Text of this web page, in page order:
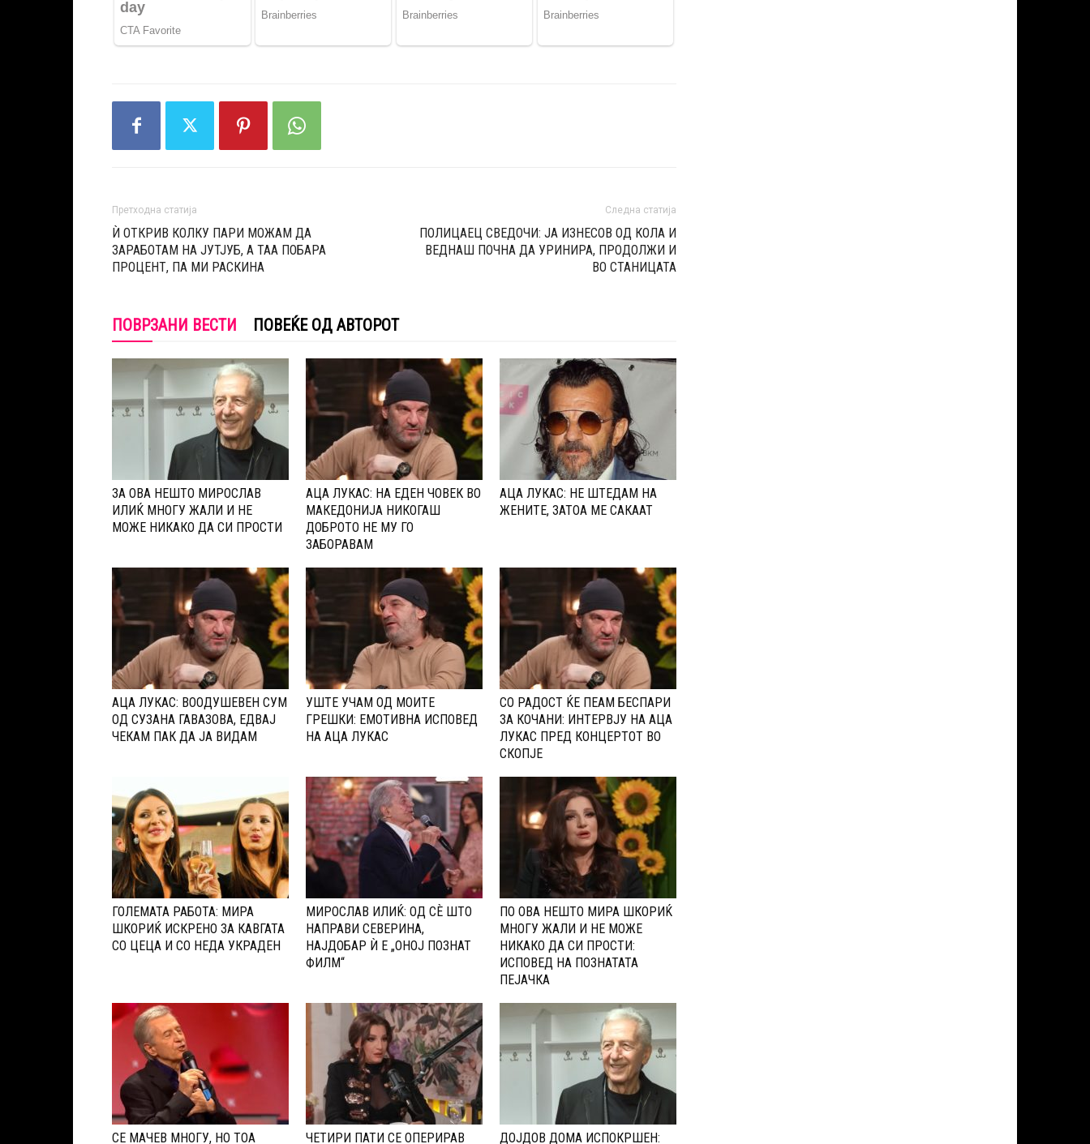
Претходна статија
Ѝ ОТКРИВ КОЛКУ ПАРИ МОЖАМ ДА
ЗАРАБОТАМ НА ЈУТЈУБ, А ТАА ПОБАРА
ПРОЦЕНТ, ПА МИ РАСКИНА
Следна статија
ПОЛИЦАЕЦ СВЕДОЧИ: ЈА ИЗНЕСОВ ОД КОЛА И
ВЕДНАШ ПОЧНА ДА УРИНИРА, ПРОДОЛЖИ И
ВО СТАНИЦАТА
ПОВРЗАНИ ВЕСТИ ПОВЕЌЕ ОД АВТОРОТ
ЗА ОВА НЕШТО МИРОСЛАВ
ИЛИЌ МНОГУ ЖАЛИ И НЕ
МОЖЕ НИКАКО ДА СИ ПРОСТИ
АЦА ЛУКАС: НА ЕДЕН ЧОВЕК ВО
МАКЕДОНИЈА НИКОГАШ
ДОБРОТО НЕ МУ ГО
ЗАБОРАВАМ
АЦА ЛУКАС: НЕ ШТЕДАМ НА
ЖЕНИТЕ, ЗАТОА МЕ САКААТ
АЦА ЛУКАС: ВООДУШЕВЕН СУМ
ОД СУЗАНА ГАВАЗОВА, ЕДВАЈ
ЧЕКАМ ПАК ДА ЈА ВИДАМ
УШТЕ УЧАМ ОД МОИТЕ
ГРЕШКИ: ЕМОТИВНА ИСПОВЕД
НА АЦА ЛУКАС
СО РАДОСТ ЌЕ ПЕАМ БЕСПАРИ
ЗА КОЧАНИ: ИНТЕРВЈУ НА АЦА
ЛУКАС ПРЕД КОНЦЕРТОТ ВО
СКОПЈЕ
ГОЛЕМАТА РАБОТА: МИРА
ШКОРИЌ ИСКРЕНО ЗА КАВГАТА
СО ЦЕЦА И СО НЕДА УКРАДЕН
МИРОСЛАВ ИЛИЌ: ОД СÈ ШТО
НАПРАВИ СЕВЕРИНА,
НАЈДОБАР Ѝ Е „ОНОЈ ПОЗНАТ
ФИЛМ“
ПО ОВА НЕШТО МИРА ШКОРИЌ
МНОГУ ЖАЛИ И НЕ МОЖЕ
НИКАКО ДА СИ ПРОСТИ:
ИСПОВЕД НА ПОЗНАТАТА
ПЕЈАЧКА
СЕ МАЧЕВ МНОГУ, НО ТОА ЧЕТИРИ ПАТИ СЕ ОПЕРИРАВ ДОЈДОВ ДОМА ИСПОКРШЕН: